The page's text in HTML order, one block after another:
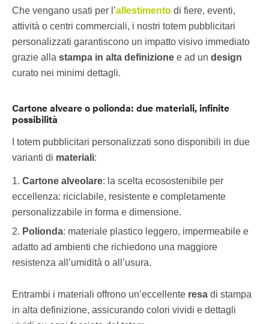
Che vengano usati per l’allestimento di fiere, eventi,
attività o centri commerciali, i nostri totem pubblicitari
personalizzati garantiscono un impatto visivo immediato
grazie alla stampa in alta definizione e ad un design
curato nei minimi dettagli.
Cartone alveare o polionda: due materiali, infinite
possibilità
I totem pubblicitari personalizzati sono disponibili in due
varianti di materiali:
Cartone alveolare: la scelta ecosostenibile per
eccellenza: riciclabile, resistente e completamente
personalizzabile in forma e dimensione.
Polionda: materiale plastico leggero, impermeabile e
adatto ad ambienti che richiedono una maggiore
resistenza all’umidità o all’usura.
Entrambi i materiali offrono un’eccellente resa di stampa
in alta definizione, assicurando colori vividi e dettagli